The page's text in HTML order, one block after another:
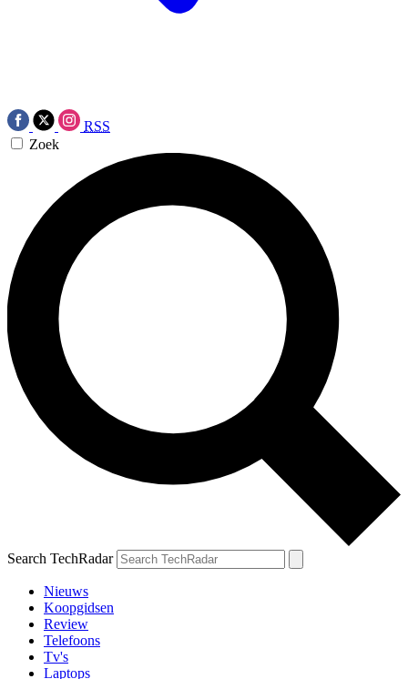
RSS
Zoek
Search TechRadar
Nieuws
Koopgidsen
Review
Telefoons
Tv's
Laptops